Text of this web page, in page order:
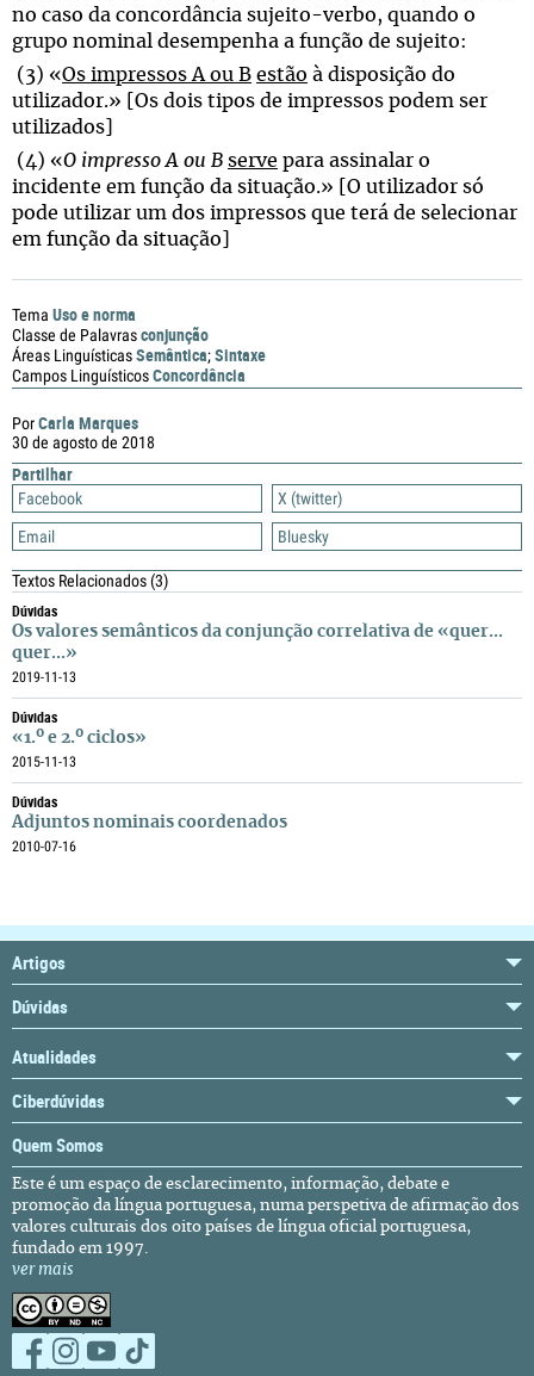
PorCarla Marques
30 de agosto de 2018
Partilhar
Facebook
X (twitter)
Email
Bluesky
Textos Relacionados(3)
Dúvidas
Os valores semânticos da conjunção correlativa de «quer...
quer...»
2019-11-13
Dúvidas
«1.º e 2.º ciclos»
2015-11-13
Dúvidas
Adjuntos nominais coordenados
2010-07-16
no caso da concordância sujeito-verbo, quando o
grupo nominal desempenha a função de sujeito:
(3) «Os impressos A ou B estão à disposição do
utilizador.» [Os dois tipos de impressos podem ser
utilizados]
(4) «O impresso A ou B serve para assinalar o
incidente em função da situação.» [O utilizador só
pode utilizar um dos impressos que terá de selecionar
em função da situação]
Tema Uso e norma
Classe de Palavrasconjunção
Áreas LinguísticasSemântica;Sintaxe
Campos LinguísticosConcordância
Artigos
Dúvidas
Atualidades
Ciberdúvidas
Quem Somos
Este é um espaço de esclarecimento, informação, debate e
promoção da língua portuguesa, numa perspetiva de afirmação dos
valores culturais dos oito países de língua oficial portuguesa,
fundado em 1997.
ver mais